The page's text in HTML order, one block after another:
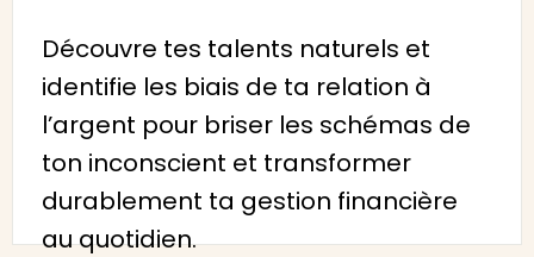
Découvre tes talents naturels et
identifie les biais de ta relation à
l’argent pour briser les schémas de
ton inconscient et transformer
durablement ta gestion financière
au quotidien.